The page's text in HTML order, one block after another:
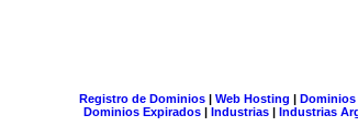
Registro de Dominios| Web Hosting | Dominios
Dominios Expirados | Industrias | Industrias